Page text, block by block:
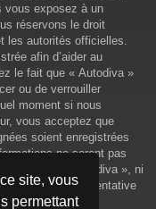
site, vous
permettant
vous exposez à un
réservons le droit
les autorités officielles.
afin d’aider au
le fait que « Autodiva »
ou de verrouiller
moment si nous
vous acceptez que
soient enregistrées
ne seront pas
ni « Autodiva », ni
en cas de tentative
vos données.